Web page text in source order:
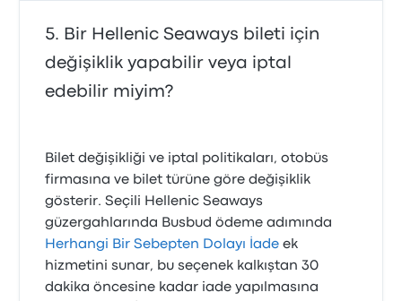
Bir Hellenic Seaways bileti için
değişiklik yapabilir veya iptal
edebilir miyim?
Bilet değişikliği ve iptal politikaları, otobüs
firmasına ve bilet türüne göre değişiklik
gösterir. Seçili Hellenic Seaways
güzergahlarında Busbud ödeme adımında
Herhangi Bir Sebepten Dolayı İade ek
hizmetini sunar, bu seçenek kalkıştan 30
dakika öncesine kadar iade yapılmasına